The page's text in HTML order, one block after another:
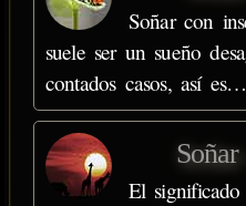
Soñar con
suele ser un sueño
contados casos, así es…
El